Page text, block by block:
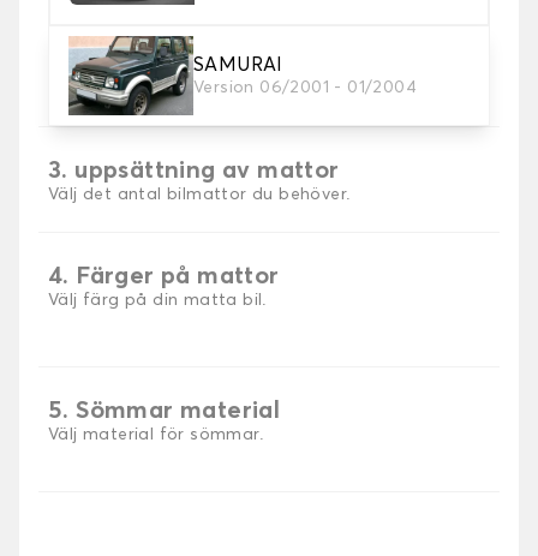
SAMURAI
Version 06/2001 - 01/2004
2. Material
Välj material för din bilmatta.
3. uppsättning av mattor
Välj det antal bilmattor du behöver.
4. Färger på mattor
Välj färg på din matta bil.
5. Sömmar material
Välj material för sömmar.